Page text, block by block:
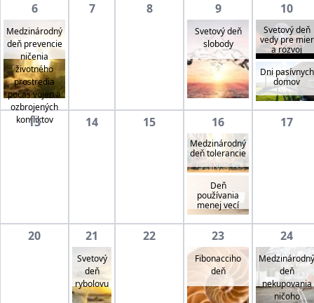
6
Medzinárodný
deň prevencie
ničenia
životného
prostredia
počas vojen a
ozbrojených
konfliktov
7 8 9
Svetový deň
slobody
10
Svetový deň
vedy pre mier
a rozvoj
Dni pasívnych
domov
13 14 15 16
Medzinárodný
deň tolerancie
Deň
používania
menej vecí
17
20 21
Svetový
deň
rybolovu
22 23
Fibonacciho
deň
24
Medzinárodný
deň
nekupovania
ničoho